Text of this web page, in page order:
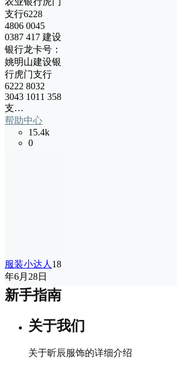
支行6228
4806 0045
0387 417 建设
银行龙卡号：
姚明山建设银
行虎门支行
6222 8032
3043 1011 358
支…
帮助中心
15.4k
0
服装小达人 18
年6月28日
新手指南
关于我们
关于昕辰服饰的详细介绍